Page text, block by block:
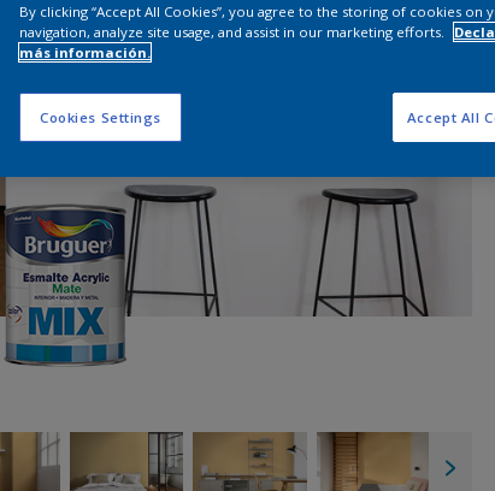
By clicking “Accept All Cookies”, you agree to the storing of cookies on
navigation, analyze site usage, and assist in our marketing efforts.
más información.
Cookies Settings Accept All